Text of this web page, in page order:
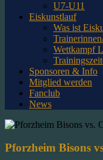
U7-U11
Eiskunstlauf
Was ist
Wettkampf
Sponsoren & Info
Mitglied werden
Fanclub
News
Pforzheim Bisons